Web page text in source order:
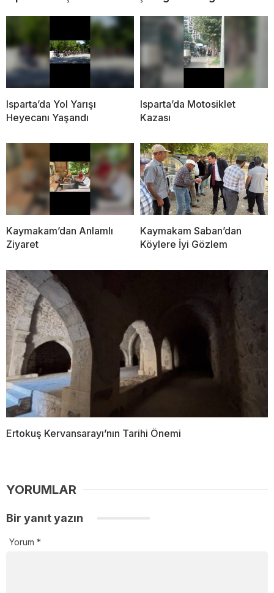
Isparta’da Yol Yarışı
Heyecanı Yaşandı
Isparta’da Motosiklet
Kazası
Kaymakam’dan Anlamlı
Ziyaret
Kaymakam Saban’dan
Köylere İyi Gözlem
Ertokuş Kervansarayı’nın Tarihi Önemi
YORUMLAR
Bir yanıt yazın
Yorum *